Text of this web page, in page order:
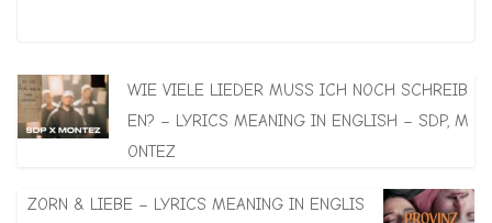
WIE VIELE LIEDER MUSS ICH NOCH SCHREIB
EN? – LYRICS MEANING IN ENGLISH – SDP, M
ONTEZ
ZORN & LIEBE – LYRICS MEANING IN ENGLIS